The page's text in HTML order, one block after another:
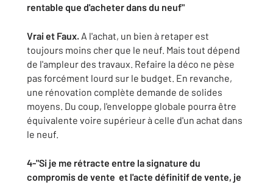
rentable que d'acheter dans du neuf"
Vrai et Faux. A l'achat, un bien à retaper est
toujours moins cher que le neuf. Mais tout dépend
de l'ampleur des travaux. Refaire la déco ne pèse
pas forcément lourd sur le budget. En revanche,
une rénovation complète demande de solides
moyens. Du coup, l'enveloppe globale pourra être
équivalente voire supérieur à celle d'un achat dans
le neuf.
4-"Si je me rétracte entre la signature du
compromis de vente et l'acte définitif de vente, je